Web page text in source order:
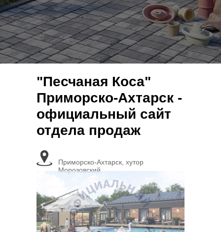
"Песчаная Коса"
Приморско-Ахтарск -
официальный сайт
отдела продаж
Приморско-Ахтарск, хутор
Морозовский